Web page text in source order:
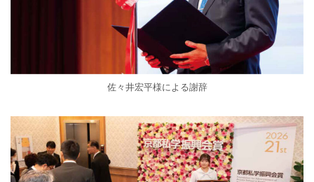
佐々井宏平様による謝辞